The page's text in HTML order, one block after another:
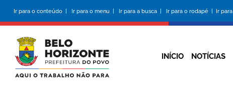
conteúdo
principal
Ir para o conteúdo | Ir para o menu | Ir para a busca | Ir para o rodapé | Ir
INÍCIO NOTÍCIAS